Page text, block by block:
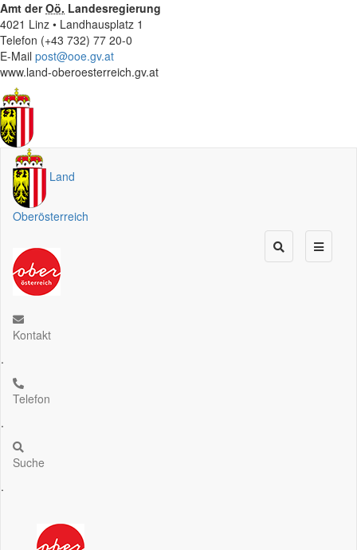
Amt derOö. Landesregierung
4021 Linz • Landhausplatz 1
Telefon (+43 732) 77 20-0
E-Mail post@ooe.gv.at
www.land-oberoesterreich.gv.at
Land
Oberösterreich
Kontakt
.
Telefon
.
Suche
.